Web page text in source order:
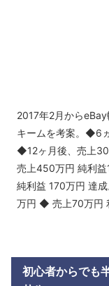
2017年2月から
キームを考案。◆6
◆12ヶ月後、売上
売上450万円 純利
純利益 170万円 達
万円 ◆ 売上70万円
初心者からでも